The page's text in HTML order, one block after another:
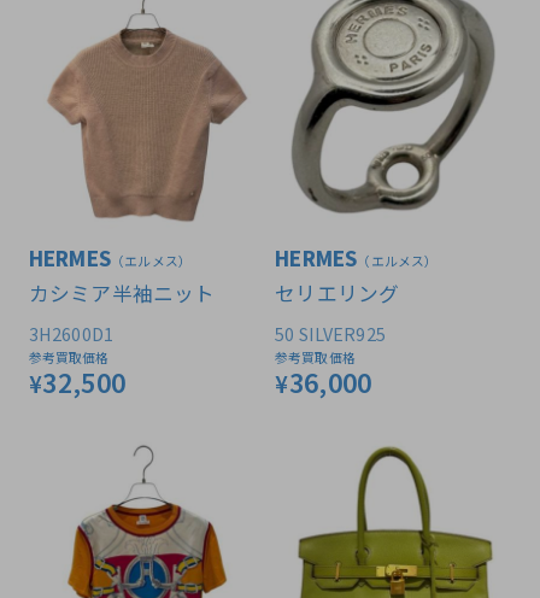
HERMES （エルメス）
カシミア半袖ニット
3H2600D1
参考買取価格
¥32,500
HERMES （エルメス）
セリエリング
50 SILVER925
参考買取価格
¥36,000